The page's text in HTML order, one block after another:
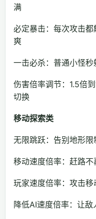
满
必定暴击：每次攻击
爽
一击必杀：普通小怪
伤害倍率调节：1.5倍
切换
移动探索类
无限跳跃：告别地形
移动速度倍率：赶路
玩家速度倍率：攻击
降低AI速度倍率：让